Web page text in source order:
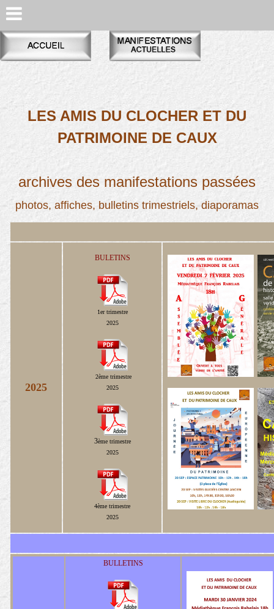
LES AMIS DU CLOCHER ET DU
PATRIMOINE DE CAUX
archives des manifestations passées
photos, affiches, bulletins trimestriels, diaporamas
2025
BULETINS
1ertrimestre
2025
2ème trimestre
2025
3ème trimestre
2025
4ème trimestre
2025
BULLETINS